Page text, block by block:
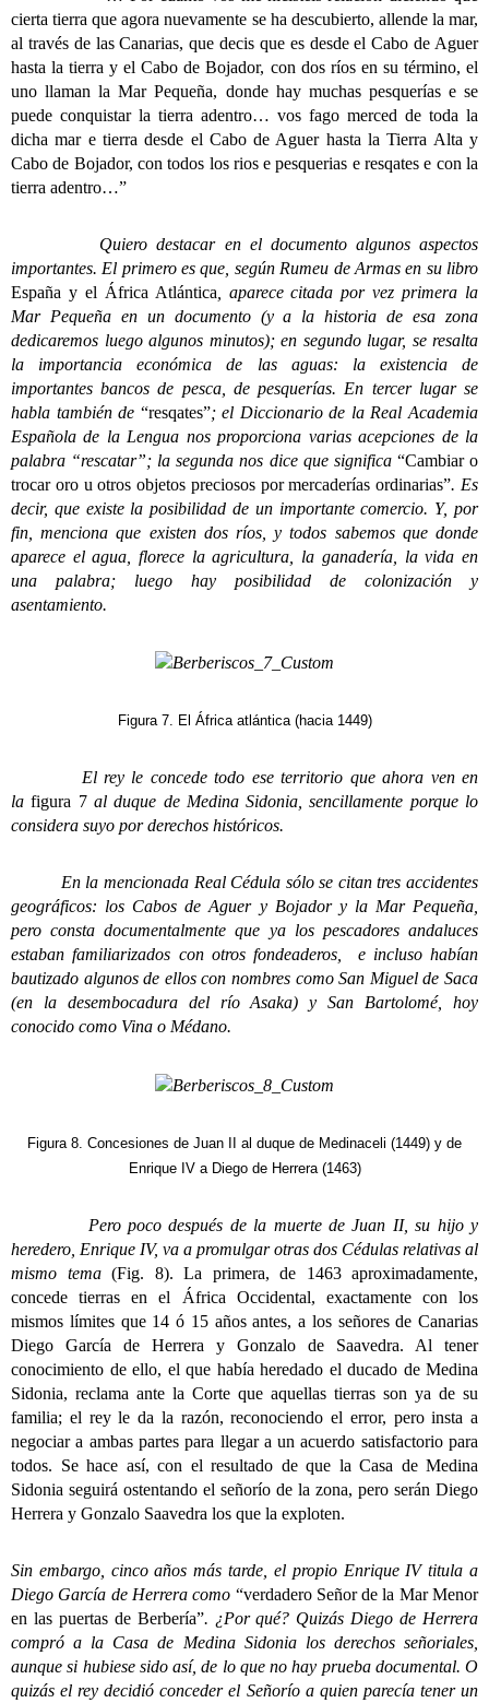
cierta tierra que agora nuevamente se ha descubierto, allende la mar,
al través de las Canarias, que decis que es desde el Cabo de Aguer
hasta la tierra y el Cabo de Bojador, con dos ríos en su término, el
uno llaman la Mar Pequeña, donde hay muchas pesquerías e se
puede conquistar la tierra adentro… vos fago merced de toda la
dicha mar e tierra desde el Cabo de Aguer hasta la Tierra Alta y
Cabo de Bojador, con todos los rios e pesquerias e resqates e con la
tierra adentro…”
Quiero destacar en el documento algunos aspectos
importantes. El primero es que, según Rumeu de Armas en su libro
España y el África Atlántica , aparece citada por vez primera la
Mar Pequeña en un documento (y a la historia de esa zona
dedicaremos luego algunos minutos); en segundo lugar, se resalta
la importancia económica de las aguas: la existencia de
importantes bancos de pesca, de pesquerías. En tercer lugar se
habla también de “resqates”; el Diccionario de la Real Academia
Española de la Lengua nos proporciona varias acepciones de la
palabra “rescatar”; la segunda nos dice que significa “Cambiar o
trocar oro u otros objetos preciosos por mercaderías ordinarias”. Es
decir, que existe la posibilidad de un importante comercio. Y, por
fin, menciona que existen dos ríos, y todos sabemos que donde
aparece el agua, florece la agricultura, la ganadería, la vida en
una palabra; luego hay posibilidad de colonización y
asentamiento.
Figura 7. El África atlántica (hacia 1449)
El rey le concede todo ese territorio que ahora ven en
lafigura 7al duque de Medina Sidonia, sencillamente porque lo
considera suyo por derechos históricos.
En la mencionada Real Cédula sólo se citan tres accidentes
geográficos: los Cabos de Aguer y Bojador y la Mar Pequeña,
pero consta documentalmente que ya los pescadores andaluces
estaban familiarizados con otros fondeaderos, e incluso habían
bautizado algunos de ellos con nombres como San Miguel de Saca
(en la desembocadura del río Asaka) y San Bartolomé, hoy
conocido como Vina o Médano.
Figura 8. Concesiones de Juan II al duque de Medinaceli (1449) y de
Enrique IV a Diego de Herrera (1463)
Pero poco después de la muerte de Juan II, su hijo y
heredero, Enrique IV, va a promulgar otras dos Cédulas relativas al
mismo tema (Fig. 8). La primera, de 1463 aproximadamente,
concede tierras en el África Occidental, exactamente con los
mismos límites que 14 ó 15 años antes, a los señores de Canarias
Diego García de Herrera y Gonzalo de Saavedra. Al tener
conocimiento de ello, el que había heredado el ducado de Medina
Sidonia, reclama ante la Corte que aquellas tierras son ya de su
familia; el rey le da la razón, reconociendo el error, pero insta a
negociar a ambas partes para llegar a un acuerdo satisfactorio para
todos. Se hace así, con el resultado de que la Casa de Medina
Sidonia seguirá ostentando el señorío de la zona, pero serán Diego
Herrera y Gonzalo Saavedra los que la exploten.
Sin embargo, cinco años más tarde, el propio Enrique IV titula a
Diego García de Herrera como “verdadero Señor de la Mar Menor
en las puertas de Berbería”. ¿Por qué? Quizás Diego de Herrera
compró a la Casa de Medina Sidonia los derechos señoriales,
aunque si hubiese sido así, de lo que no hay prueba documental. O
quizás el rey decidió conceder el Señorío a quien parecía tener un